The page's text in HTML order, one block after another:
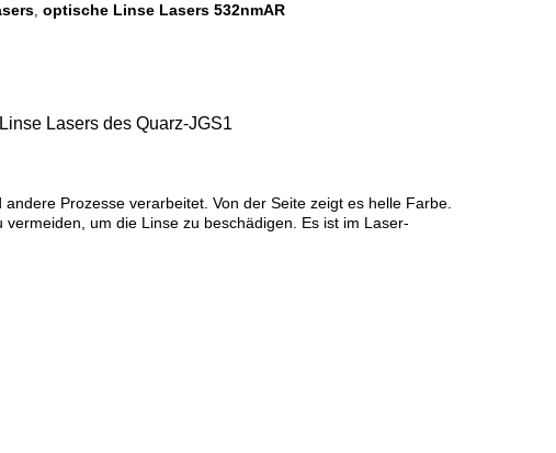
, optische Linse Lasers 532nmAR
Lasers des Quarz-JGS1
Prozesse verarbeitet. Von der Seite zeigt es helle Farbe.
um die Linse zu beschädigen. Es ist im Laser-